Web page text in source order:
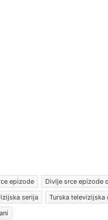
epizode Divlje srce epizode
serija Turska televizijska